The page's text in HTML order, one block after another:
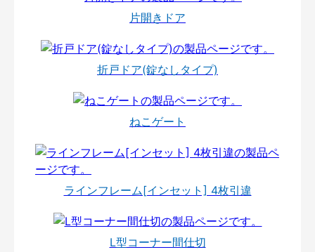
片開きドア
折戸ドア(錠なしタイプ)
ねこゲート
ラインフレーム[インセット] 4枚引違
L型コーナー間仕切